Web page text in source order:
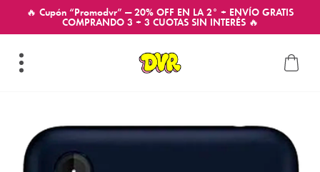
🔥 Cupón “Promodvr” — 20% OFF EN LA 2° + ENVÍO GRATIS
COMPRANDO 3 + 3 CUOTAS SIN INTERÉS 🔥